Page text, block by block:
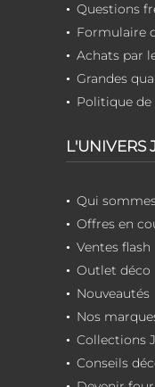
Questions
Formulaire
Achats par
Grandes
Politique
L'UNIVERS
Qui
Offres en
Ventes flash
Outlet déco
Nouveautés
Nos
Collections
Conseils